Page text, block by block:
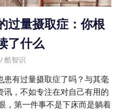
过量摄取症：你根
了什么
酷智识
患有过量摄取症了吗？与其毫
讯，不如专注在对自己有用的
，第一件事不是下床而是躺着